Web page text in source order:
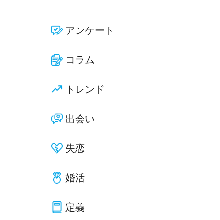
アンケート
コラム
トレンド
出会い
失恋
婚活
定義